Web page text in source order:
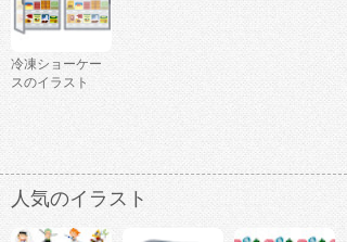
冷凍ショーケー
スのイラスト
人気のイラスト